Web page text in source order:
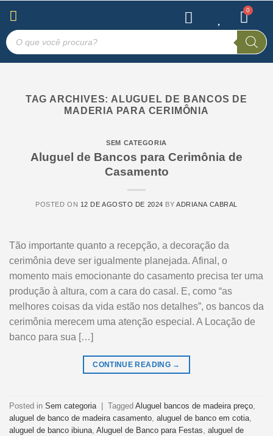
TAG ARCHIVES: ALUGUEL DE BANCOS DE
MADERIA PARA CERIMÔNIA
SEM CATEGORIA
Aluguel de Bancos para Cerimônia de
Casamento
POSTED ON 12 DE AGOSTO DE 2024 BYADRIANA CABRAL
Tão importante quanto a recepção, a decoração da
cerimônia deve ser igualmente planejada. Afinal, o
momento mais emocionante do casamento precisa ter uma
produção à altura, com a cara do casal. E, como “as
melhores coisas da vida estão nos detalhes”, os bancos da
cerimônia merecem uma atenção especial. A Locação de
banco para sua […]
CONTINUE READING →
Posted in Sem categoria Tagged Aluguel bancos de madeira preço
aluguel de banco de madeira casamento aluguel de banco em cotia
aluguel de banco ibiuna Aluguel de Banco para Festas aluguel de